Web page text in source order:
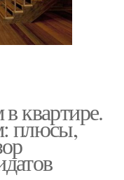
квартире.
плюсы,